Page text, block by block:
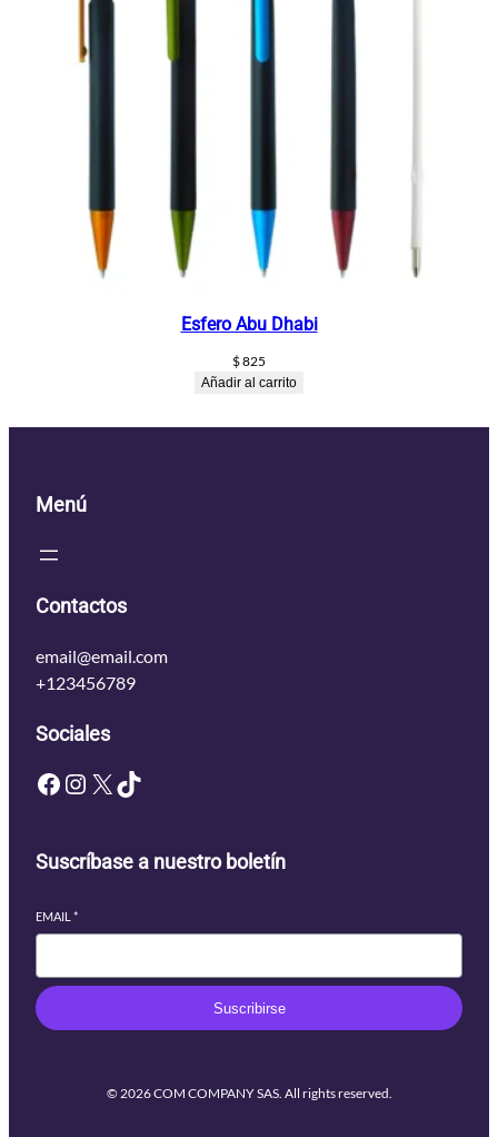
Esfero Abu Dhabi
$825
Añadir al carrito
Menú
Contactos
email@email.com
+123456789
Sociales
Facebook Instagram X TikTok
Suscríbase a nuestro boletín
EMAIL *
Suscribirse
© 2026 COM COMPANY SAS. All rights reserved.